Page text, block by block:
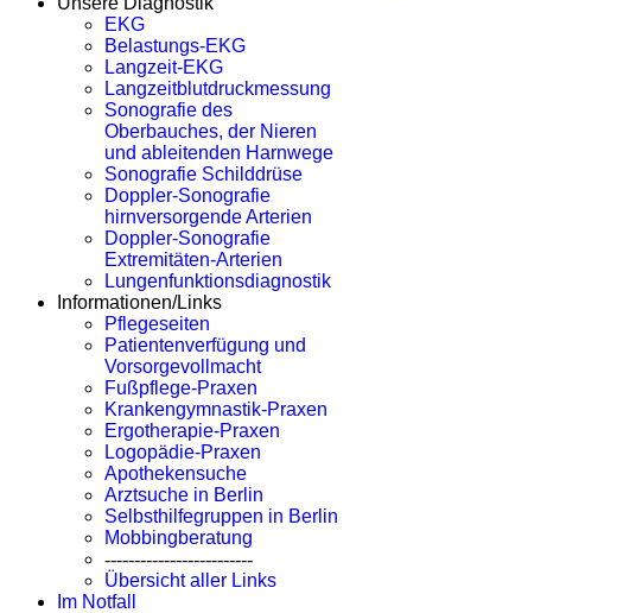
EKG
Belastungs-EKG
Langzeit-EKG
Langzeitblutdruckmessung
Sonografie des
Oberbauches, der Nieren
und ableitenden Harnwege
Sonografie Schilddrüse
Doppler-Sonografie
hirnversorgende Arterien
Doppler-Sonografie
Extremitäten-Arterien
Lungenfunktionsdiagnostik
Informationen/Links
Pflegeseiten
Patientenverfügung und
Vorsorgevollmacht
Fußpflege-Praxen
Krankengymnastik-Praxen
Ergotherapie-Praxen
Logopädie-Praxen
Apothekensuche
Arztsuche in Berlin
Selbsthilfegruppen in Berlin
Mobbingberatung
-------------------------
Übersicht aller Links
Im Notfall